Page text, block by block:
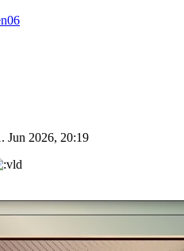
Jun 2026, 20:19